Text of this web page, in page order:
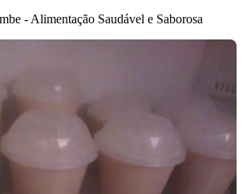
- Alimentação Saudável e Saborosa